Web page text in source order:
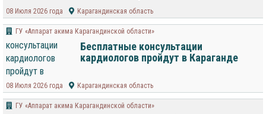
08 Июля 2026 года Карагандинская область
ГУ «Аппарат акима Карагандинской области»
Бесплатные консультации
кардиологов пройдут в Караганде
08 Июля 2026 года Карагандинская область
ГУ «Аппарат акима Карагандинской области»